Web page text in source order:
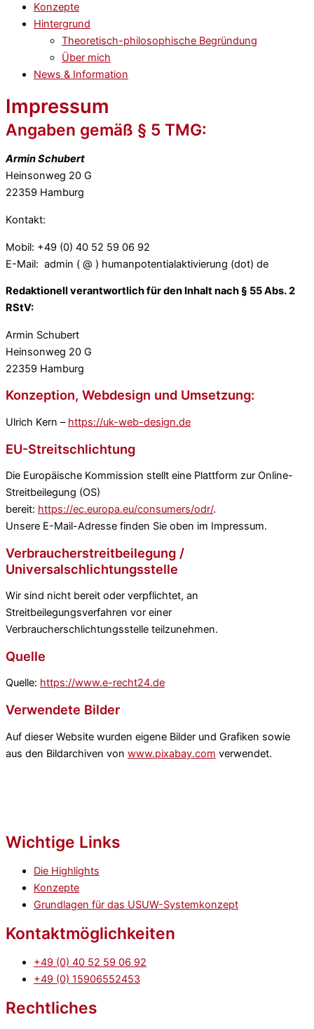
Konzepte
Hintergrund
Theoretisch-philosophische Begründung
Über mich
News & Information
Impressum
Angaben gemäß § 5 TMG:
Armin Schubert
Heinsonweg 20 G
22359 Hamburg
Kontakt:
Mobil: +49 (0) 40 52 59 06 92
E-Mail: admin ( @ ) humanpotentialaktivierung (dot) de
Redaktionell verantwortlich für den Inhalt nach § 55 Abs. 2
RStV:
Armin Schubert
Heinsonweg 20 G
22359 Hamburg
Konzeption, Webdesign und Umsetzung:
Ulrich Kern – https://uk-web-design.de
EU-Streitschlichtung
Die Europäische Kommission stellt eine Plattform zur Online-
Streitbeilegung (OS)
bereit: https://ec.europa.eu/consumers/odr/.
Unsere E-Mail-Adresse finden Sie oben im Impressum.
Verbraucherstreitbeilegung /
Universalschlichtungsstelle
Wir sind nicht bereit oder verpflichtet, an
Streitbeilegungsverfahren vor einer
Verbraucherschlichtungsstelle teilzunehmen.
Quelle
Quelle: https://www.e-recht24.de
Verwendete Bilder
Auf dieser Website wurden eigene Bilder und Grafiken sowie
aus den Bildarchiven von www.pixabay.com verwendet.
Wichtige Links
Die Highlights
Konzepte
Grundlagen für das USUW-Systemkonzept
Kontakt­möglichkeiten
+49 (0) 40 52 59 06 92
+49 (0) 15906552453
Rechtliches